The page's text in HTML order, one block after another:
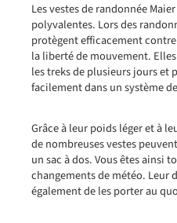
Les vestes de randonnée
polyvalentes. Lors des
protègent efficacement
la liberté de mouvement.
les treks de plusieurs jours et
facilement dans un système
Grâce à leur poids léger et à
de nombreuses vestes
un sac à dos. Vous êtes ainsi
changements de météo. Leur
également de les porter au